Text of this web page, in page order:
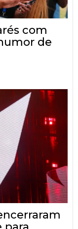
com
de